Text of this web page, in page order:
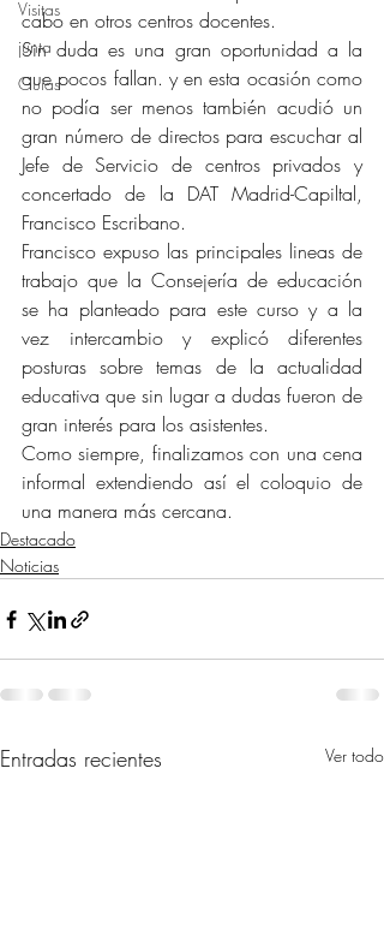
Visitas
junta
Guías
cabo en otros centros docentes.
Sin duda es una gran oportunidad a la
que pocos fallan. y en esta ocasión como
no podía ser menos también acudió un
gran número de directos para escuchar al
Jefe de Servicio de centros privados y
concertado de la DAT Madrid-Capiltal,
Francisco Escribano.
Francisco expuso las principales lineas de
trabajo que la Consejería de educación
se ha planteado para este curso y a la
vez intercambio y explicó diferentes
posturas sobre temas de la actualidad
educativa que sin lugar a dudas fueron de
gran interés para los asistentes.
Como siempre, finalizamos con una cena
informal extendiendo así el coloquio de
una manera más cercana.
Destacado
Noticias
Entradas recientes Ver todo